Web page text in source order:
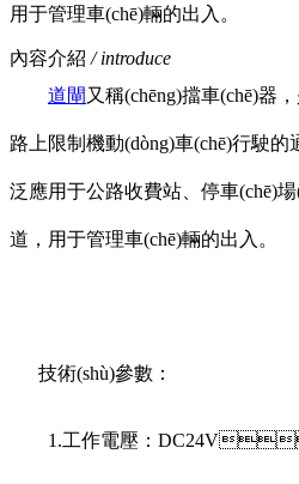
用于管理車(chē)輛的出入。
內容介紹 / introduce
道閘 又稱(chēng)擋車(chē)器
路上限制機動(dòng)車(chē)行駛的
泛應用于公路收費站、停車
道，用于管理車(chē)輛的出入。
技術(shù)參數：
1.工作電壓：